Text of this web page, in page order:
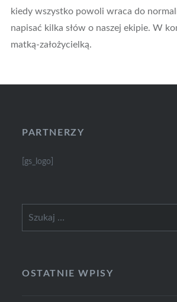
kiedy wszystko powoli wraca do
napisać kilka słów o naszej ekipie. W
matką-założycielką.
PARTNERZY
[gs_logo]
OSTATNIE WPISY